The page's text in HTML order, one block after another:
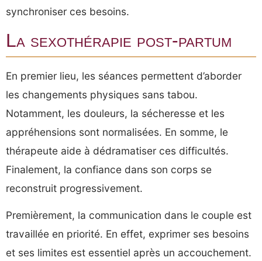
synchroniser ces besoins.
La sexothérapie post-partum
En premier lieu, les séances permettent d’aborder
les changements physiques sans tabou.
Notamment, les douleurs, la sécheresse et les
appréhensions sont normalisées. En somme, le
thérapeute aide à dédramatiser ces difficultés.
Finalement, la confiance dans son corps se
reconstruit progressivement.
Premièrement, la communication dans le couple est
travaillée en priorité. En effet, exprimer ses besoins
et ses limites est essentiel après un accouchement.